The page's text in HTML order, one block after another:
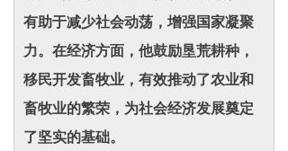
有助于减少社会动荡，增强国家凝聚
力。在经济方面，他鼓励垦荒耕种，
移民开发畜牧业，有效推动了农业和
畜牧业的繁荣，为社会经济发展奠定
了坚实的基础。